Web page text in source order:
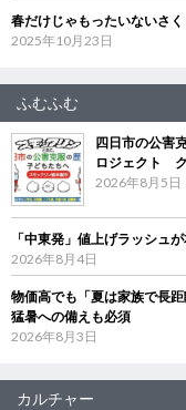
春だけじゃもったいないさ
2025年10月23日
ふむふむ
四日市の公害
ロジェクト
2026年8月5日
「中東発」値上げラッシュ
2026年8月4日
物価高でも「夏は家族で長
猛暑への備えも必須
2026年8月3日
カルチャー